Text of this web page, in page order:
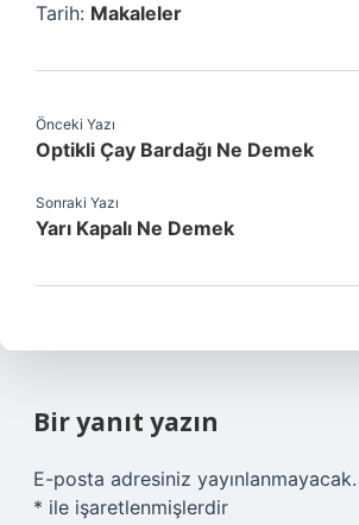
Tarih: Makaleler
Önceki Yazı
Optikli Çay Bardağı Ne Demek
Sonraki Yazı
Yarı Kapalı Ne Demek
Bir yanıt yazın
E-posta adresiniz yayınlanmayacak.
* ile işaretlenmişlerdir